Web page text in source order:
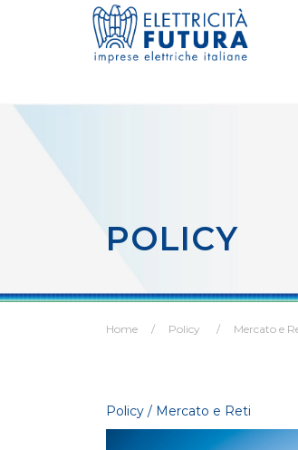
POLICY
Home Policy Mercato e
Policy / Mercato e Reti